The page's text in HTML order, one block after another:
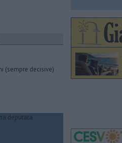
(sempre decisive)